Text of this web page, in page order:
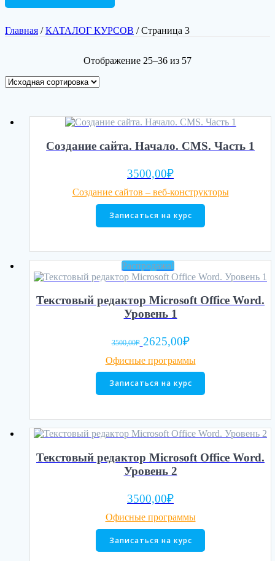
Главная /КАТАЛОГ КУРСОВ / Страница 3
Отображение 25–36 из 57
Создание сайта. Начало. CMS. Часть 1
3500,00₽
Создание сайтов – веб-конструкторы
Записаться на курс
Распродажа!
Текстовый редактор Microsoft Office Word.
Уровень 1
3500,00₽ Первоначальная
составляла
3500,00₽.
2625,00₽Текущая
2625,00₽.
Офисные программы
Записаться на курс
Текстовый редактор Microsoft Office Word.
Уровень 2
3500,00₽
Офисные программы
Записаться на курс